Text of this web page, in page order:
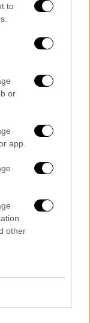
to
or
app.
other
μας κρίνει
να
που
της
θεολογικό
του
έρχονται
τι έχουν τα
είμαι
ρωτάει
είμαστε